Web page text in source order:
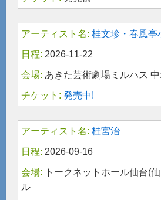
桂文珍・春風亭
2026-11-22
あきた芸術劇場ミルハス
発売中!
桂宮治
2026-09-16
トークネットホール仙台(
ル